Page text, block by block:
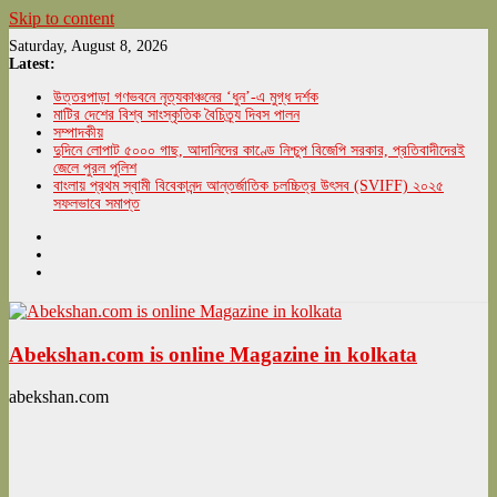
Skip to content
Saturday, August 8, 2026
Latest:
উত্তরপাড়া গণভবনে নৃত্যকাঞ্চনের ‘ধুন’-এ মুগ্ধ দর্শক
মাটির দেশের বিশ্ব সাংস্কৃতিক বৈচিত্র্য দিবস পালন
সম্পাদকীয়
দুদিনে লোপাট ৫০০০ গাছ, আদানিদের কাণ্ডে নিশ্চুপ বিজেপি সরকার, প্রতিবাদীদেরই
জেলে পুরল পুলিশ
বাংলায় প্রথম স্বামী বিবেকানন্দ আন্তর্জাতিক চলচ্চিত্র উৎসব (SVIFF) ২০২৫
সফলভাবে সমাপ্ত
Abekshan.com is online Magazine in kolkata
abekshan.com